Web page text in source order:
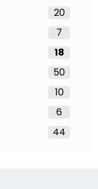
20
7
18
50
10
6
44